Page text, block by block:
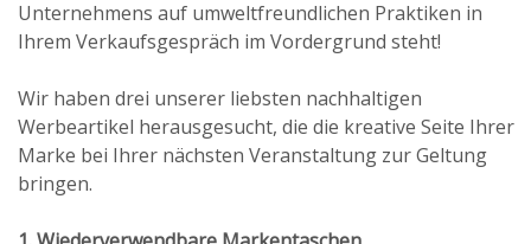
Unternehmens auf umweltfreundlichen Praktiken in
Ihrem Verkaufsgespräch im Vordergrund steht!
Wir haben drei unserer liebsten nachhaltigen
Werbeartikel herausgesucht, die die kreative Seite Ihrer
Marke bei Ihrer nächsten Veranstaltung zur Geltung
bringen.